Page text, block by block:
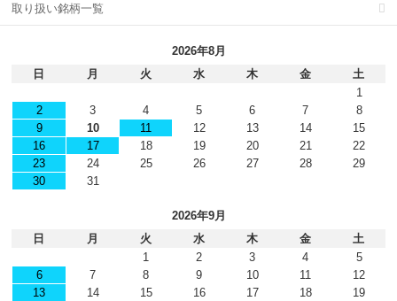
取り扱い銘柄一覧
2026年8月
日
月 火 水 木 金
土
1
2
3 4 5 6 7
8
9
10 11 12 13 14
15
16
17 18 19 20 21
22
23
24 25 26 27 28
29
30
31
2026年9月
日
月 火 水 木 金
土
1
2 3 4
5
6
7 8 9 10 11
12
13
14 15 16 17 18
19